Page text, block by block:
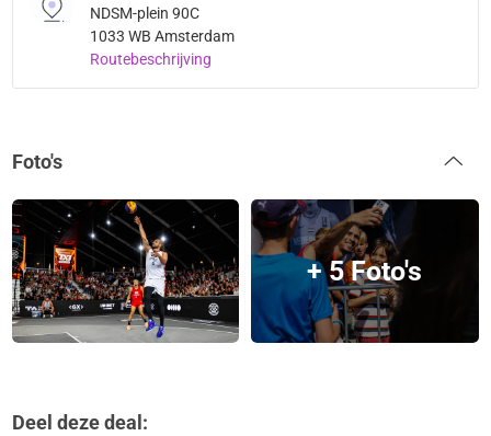
NDSM-plein 90C
1033 WB Amsterdam
Routebeschrijving
Foto's
+ 5 Foto's
Deel deze deal: